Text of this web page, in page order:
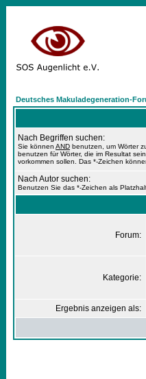
Deutsches Makuladegeneration-
Nach Begriffen suchen:
Sie können AND benutzen, um Wörter
benutzen für Wörter, die im Resultat
vorkommen sollen. Das *-Zeichen
Nach Autor suchen:
Benutzen Sie das *-Zeichen als
Forum:
Kategorie:
Ergebnis anzeigen als: